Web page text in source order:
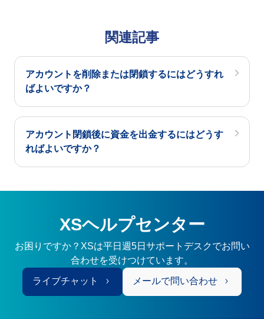
関連記事
アカウントを削除または閉鎖するにはどうすれ
ばよいですか？
アカウント閉鎖後に資金を出金するにはどうす
ればよいですか？
XSヘルプセンター
お困りですか？XSは平日週5日サポートデスクでお問い
合わせを受けつけています。
ライブチャット メールで問い合わせ